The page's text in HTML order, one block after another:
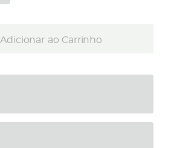
Adicionar ao Carrinho